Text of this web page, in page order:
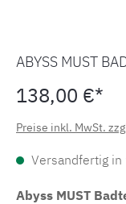
ABYSS MUST
138,00 €*
Preise inkl. MwSt.
Versandfertig in
Abyss MUST